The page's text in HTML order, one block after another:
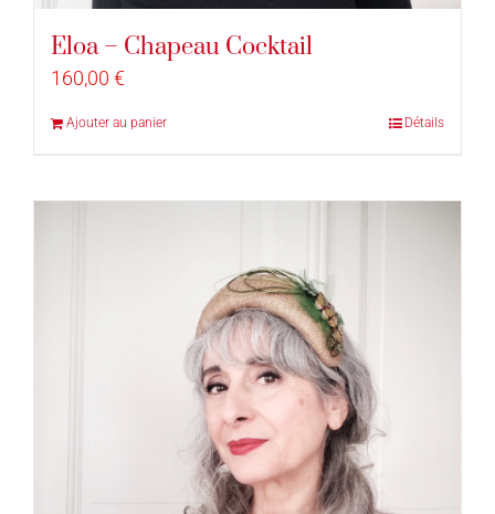
Eloa – Chapeau Cocktail
160,00 €
Ajouter au panier Détails